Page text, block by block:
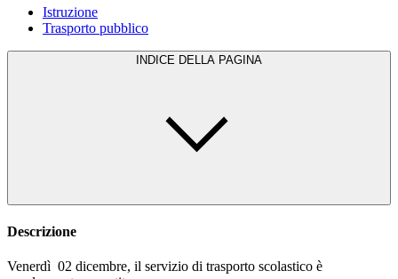
Istruzione
Trasporto pubblico
INDICE DELLA PAGINA
Descrizione
Venerdì 02 dicembre, il servizio di trasporto scolastico è